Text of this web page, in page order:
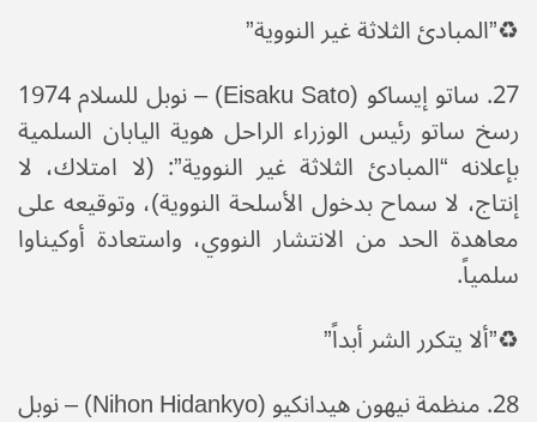
♻️”المبادئ الثلاثة غير النووية”
رسخ ساتو رئيس الوزراء الراحل هوية اليابان السلمية
بإعلانه “المبادئ الثلاثة غير النووية”: (لا امتلاك، لا
إنتاج، لا سماح بدخول الأسلحة النووية)، وتوقيعه على
معاهدة الحد من الانتشار النووي، واستعادة أوكيناوا
سلمياً.
♻️​”ألا يتكرر الشر أبداً”
​28. منظمة نيهون هيدانكيو (Nihon Hidankyo) – نوبل